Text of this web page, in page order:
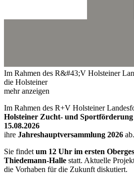
Im Rahmen des R&#43;V Holsteiner
die Holsteiner
mehr anzeigen
Im Rahmen des R+V Holsteiner
Holsteiner Zucht- und Sportförderung
15.08.2026
ihre Jahreshauptversammlung 2026 ab.
Sie findet um 12 Uhr im ersten
Thiedemann-Halle statt. Aktuelle
die Vorhaben für die Zukunft diskutiert.